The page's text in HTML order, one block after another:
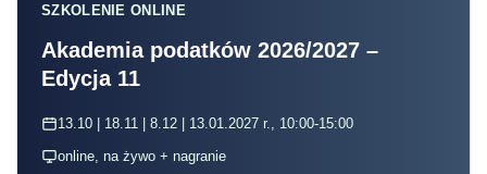
SZKOLENIE ONLINE
Akademia podatków 2026/2027 –
Edycja 11
13.10 | 18.11 | 8.12 | 13.01.2027 r., 10:00-15:00
online, na żywo + nagranie